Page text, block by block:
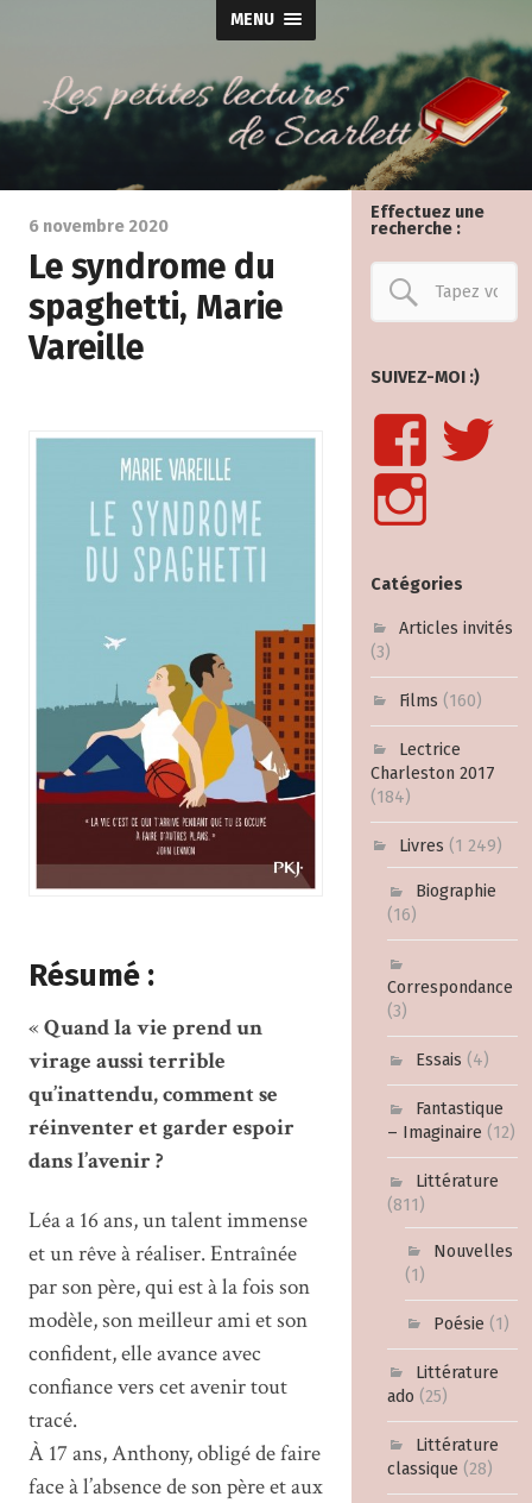
MENU
Effectuez une
recherche :
SUIVEZ-MOI :)
Catégories
Articles invités
(3)
Films (160)
Lectrice
Charleston 2017
(184)
Livres (1 249)
Biographie
(16)
Correspondance
(3)
Essais (4)
Fantastique
– Imaginaire (12)
Littérature
(811)
Nouvelles
(1)
Poésie (1)
Littérature
ado (25)
Littérature
classique (28)
6 novembre 2020
Le syndrome du
spaghetti, Marie
Vareille
Résumé :
« Quand la vie prend un
virage aussi terrible
qu’inattendu, comment se
réinventer et garder espoir
dans l’avenir ?
Léa a 16 ans, un talent immense
et un rêve à réaliser. Entraînée
par son père, qui est à la fois son
modèle, son meilleur ami et son
confident, elle avance avec
confiance vers cet avenir tout
tracé.
À 17 ans, Anthony, obligé de faire
face à l’absence de son père et aux